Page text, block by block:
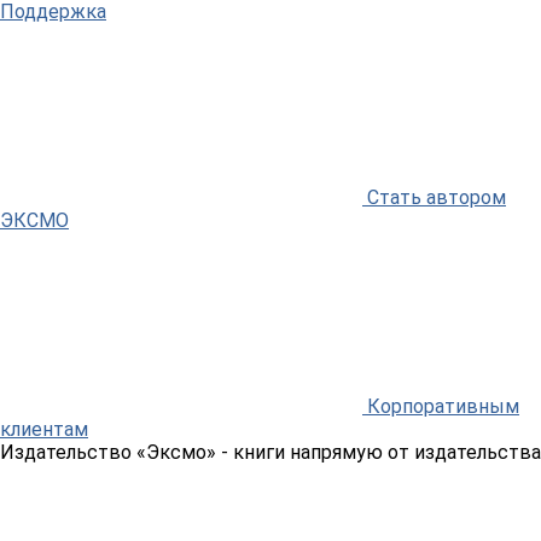
Поддержка
Стать автором
ЭКСМО
Корпоративным
клиентам
Издательство «Эксмо» - книги напрямую от издательства